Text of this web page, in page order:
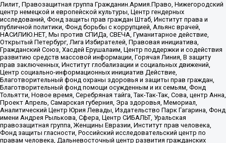
Лилит, Правозащитная группа Гражданин.Армия.Право, Нижегородский
центр немецкой и европейской культуры, Центр гендерных
исследований, Фонд защиты прав граждан Штаб, Институт права и
публичной политики, Фонд борьбы с коррупцией, Альянс врачей,
НАСИЛИЮ.НЕТ, Мы против СПИДа, СВЕЧА, Гуманитарное действие,
Открытый Петербург, Лига Избирателей, Правовая инициатива,
Гражданский Союз, Хасдей Ерушалаим, Центр поддержки и содействия
развитию средств массовой информации, Горячая Линия, В защиту
прав заключенных, Институт глобализации и социальных движений,
Центр социально-информационных инициатив Действие,
Благотворительный фонд охраны здоровья и защиты прав граждан,
Благотворительный фонд помощи осужденным и их семьям, Фонд
Тольятти, Новое время, Серебряная тайга, Так-Так-Так, Сова, центр Анна,
Проект Апрель, Самарская губерния, Эра здоровья, Мемориал,
Аналитический Центр Юрия Левады, Издательство Парк Гагарина, Фонд
имени Андрея Рылькова, Сфера, Центр СИБАЛЬТ, Уральская
правозащитная группа, Женщины Евразии, Институт прав человека,
Фонд защиты гласности, Российский исследовательский центр по
правам человека, Дальневосточный центр развития гражданских